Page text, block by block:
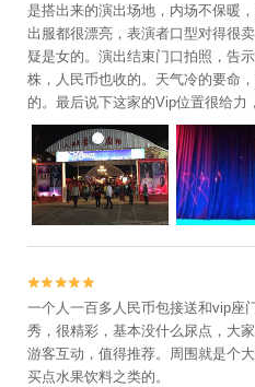
是搭出来的演出场地，内场不保暖
出服都很漂亮，表演者口型对得很
疑是女的。演出结束门口拍照，告
株，人民币也收的。天气冷的要命
的。最后说下这家的Vip位置很给力


一个人一百多人民币包接送和vip座
秀，很精彩，基本没什么尿点，大
游客互动，值得推荐。周围就是个
买点水果饮料之类的。